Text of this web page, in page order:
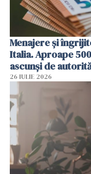
Menajere și
Italia. Aproape
ascunși de
26 IULIE 2026